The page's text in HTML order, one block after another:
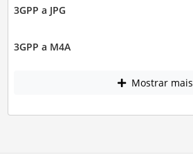
3GPP a JPG
3GPP a M4A
Mostrar mais